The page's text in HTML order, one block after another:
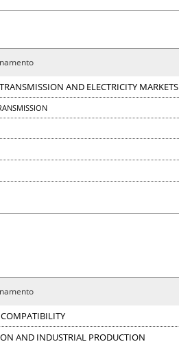
AND ELECTRICITY MARKETS
AND INDUSTRIAL PRODUCTION